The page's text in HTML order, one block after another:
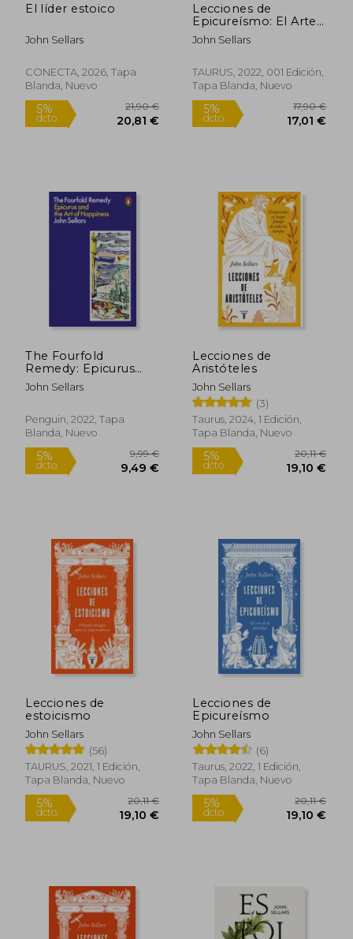
El líder estoico
John Sellars
CONECTA, 2026, Tapa
Blanda, Nuevo
5%
Lecciones de
Epicureísmo: El Arte
de la Felicidad
(Filosofía)
John Sellars
TAURUS, 2022, 001 Edición,
Tapa Blanda, Nuevo
5%
The Fourfold
Remedy: Epicurus
and the art of
Happiness (en Inglés)
John Sellars
Penguin, 2022, Tapa
Blanda, Nuevo
5%
Lecciones de
Aristóteles
John Sellars
(3)
Taurus, 2024, 1 Edición,
Tapa Blanda, Nuevo
5%
Lecciones de
estoicismo
John Sellars
(56)
TAURUS, 2021, 1 Edición,
Tapa Blanda, Nuevo
Lecciones de
Epicureísmo
John Sellars
(6)
Taurus, 2022, 1 Edición,
Tapa Blanda, Nuevo